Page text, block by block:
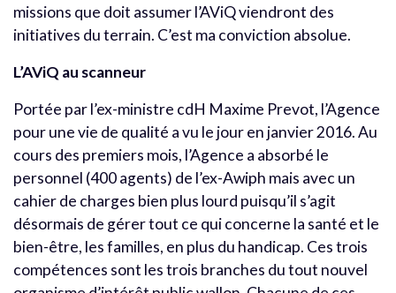
missions que doit assumer l’AViQ viendront des
initiatives du terrain. C’est ma conviction absolue.
L’AViQ au scanneur
Portée par l’ex-ministre cdH Maxime Prevot, l’Agence
pour une vie de qualité a vu le jour en janvier 2016. Au
cours des premiers mois, l’Agence a absorbé le
personnel (400 agents) de l’ex-Awiph mais avec un
cahier de charges bien plus lourd puisqu’il s’agit
désormais de gérer tout ce qui concerne la santé et le
bien-être, les familles, en plus du handicap. Ces trois
compétences sont les trois branches du tout nouvel